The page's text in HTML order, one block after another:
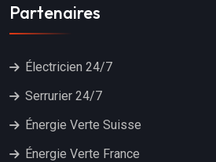
Partenaires
Électricien 24/7
Serrurier 24/7
Énergie Verte Suisse
Énergie Verte France